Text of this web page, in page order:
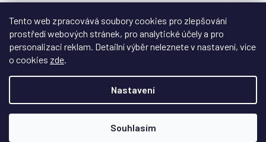
Tento web zpracovává soubory cookies pro zlepšování
prostředí webových stránek, pro analytické účely a pro
personalizaci reklam. Detailní výběr neleznete v nastavení, více
o cookies zde
Nastavení
Souhlasím
vitrína, ochrana před prachem a snadná...